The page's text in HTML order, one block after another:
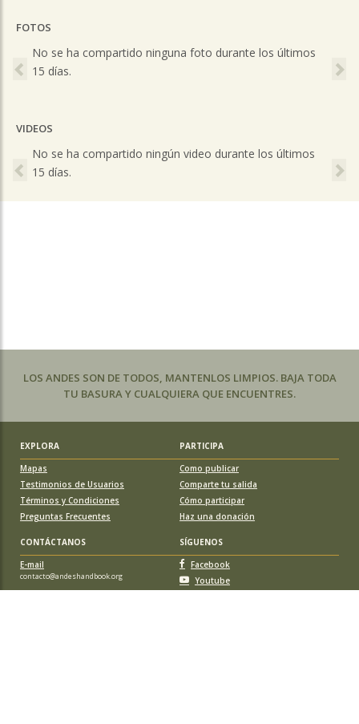
FOTOS
No se ha compartido ninguna foto durante los últimos
15 días.
Previous
VIDEOS
No se ha compartido ningún video durante los últimos
15 días.
Previous
LOS ANDES SON DE TODOS, MANTENLOS LIMPIOS. BAJA TODA
TU BASURA Y CUALQUIERA QUE ENCUENTRES.
EXPLORA
PARTICIPA
Mapas
Testimonios de Usuarios
Términos y Condiciones
Preguntas Frecuentes
Como publicar
Comparte tu salida
Cómo participar
Haz una donación
CONTÁCTANOS
SÍGUENOS
E-mail
contacto@andeshandbook.org
Facebook
Youtube